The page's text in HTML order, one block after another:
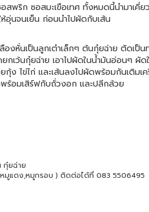
สพริก ซอสมะเขือเทศ ทั้งหมดนี้นำมาเคี่ย
อุ่นจนเย็น ก่อนนำไปผัดกับเส้น
องหั่นเป็นลูกเต๋าเล็กๆ ต้นกุ๋ยฉ่าย ตัดเป็น
กเว้นกุ๋ยฉ่าย เอาไปผัดในน้ำมันอ่อนๆ ผัด
ง ไข่ไก่ และเส้นลงไปผัดพร้อมกันเติมเ
ร้อมเสิร์ฟกับถั่วงอก และปลีกล้วย
กุ๋ยฉ่าย
หมูแดง,หมูกรอบ ) ติดต่อได้ที่ 083 5506495